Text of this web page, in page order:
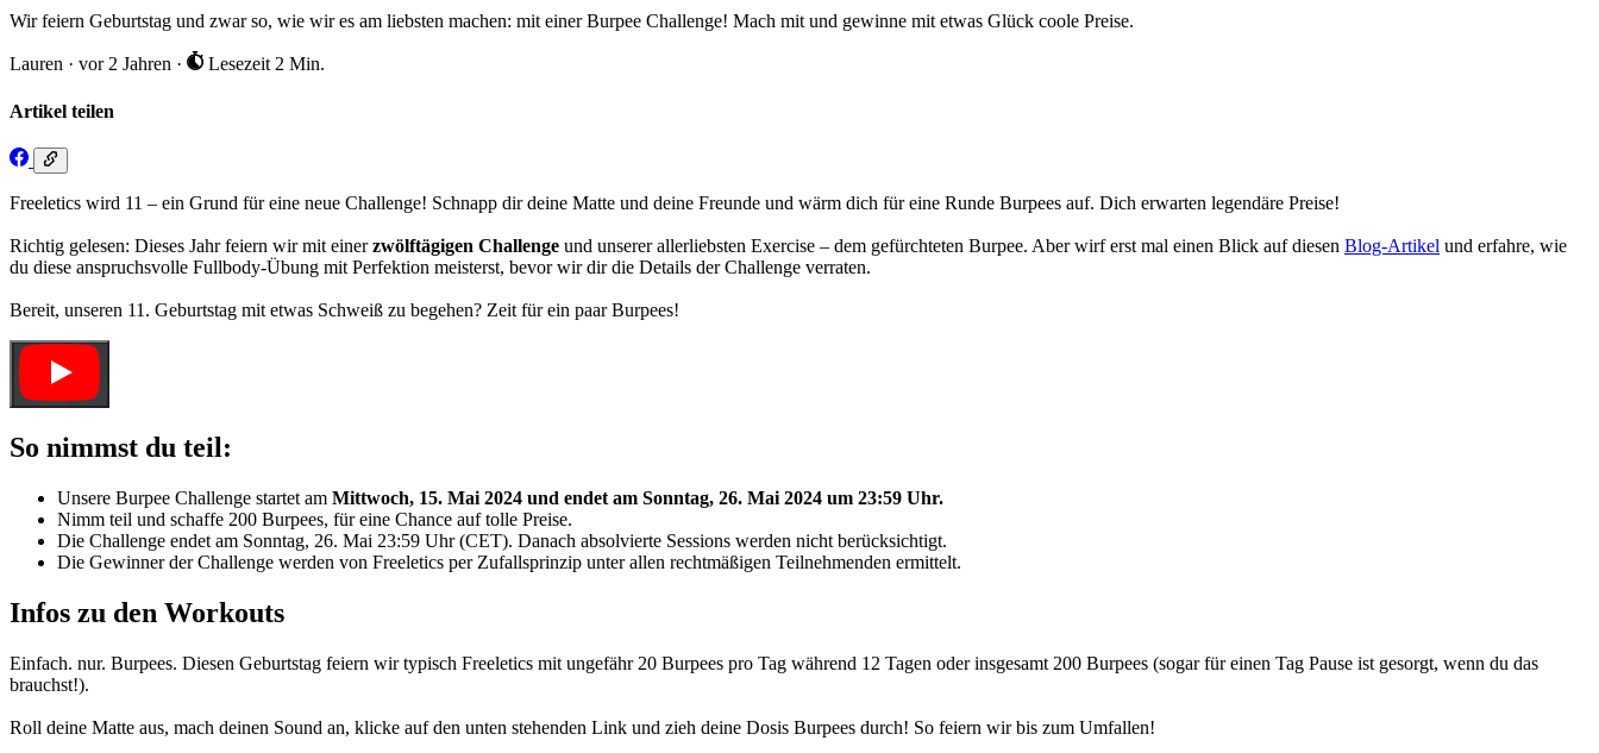
Wir feiern Geburtstag und zwar so, wie wir es am liebsten machen: mit einer Burpee Challenge! Mach mit und gewinne mit etwas Glück coole Preise.
Lauren · vor 2 Jahren · Lesezeit 2 Min.
Artikel teilen
Freeletics wird 11 – ein Grund für eine neue Challenge! Schnapp dir deine Matte und deine Freunde und wärm dich für eine Runde Burpees auf. Dich erwarten legendäre Preise!
Richtig gelesen: Dieses Jahr feiern wir mit einerzwölftägigen Challenge und unserer allerliebsten Exercise – dem gefürchteten Burpee. Aber wirf erst mal einen Blick auf diesen Blog-Artikel und erfahre, wie
du diese anspruchsvolle Fullbody-Übung mit Perfektion meisterst, bevor wir dir die Details der Challenge verraten.
Bereit, unseren 11. Geburtstag mit etwas Schweiß zu begehen? Zeit für ein paar Burpees!
So nimmst du teil:
Unsere Burpee Challenge startet am Mittwoch, 15. Mai 2024 und endet am Sonntag, 26. Mai 2024 um 23:59 Uhr.
Nimm teil und schaffe 200 Burpees, für eine Chance auf tolle Preise.
Die Challenge endet am Sonntag, 26. Mai 23:59 Uhr (CET). Danach absolvierte Sessions werden nicht berücksichtigt.
Die Gewinner der Challenge werden von Freeletics per Zufallsprinzip unter allen rechtmäßigen Teilnehmenden ermittelt.
Infos zu den Workouts
Einfach. nur. Burpees. Diesen Geburtstag feiern wir typisch Freeletics mit ungefähr 20 Burpees pro Tag während 12 Tagen oder insgesamt 200 Burpees (sogar für einen Tag Pause ist gesorgt, wenn du das
brauchst!).
Roll deine Matte aus, mach deinen Sound an, klicke auf den unten stehenden Link und zieh deine Dosis Burpees durch! So feiern wir bis zum Umfallen!